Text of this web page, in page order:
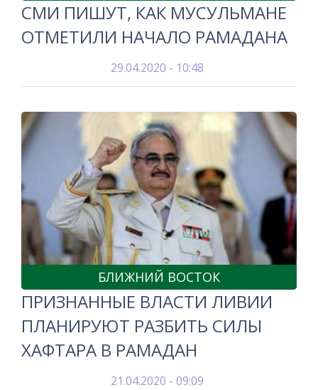
СМИ ПИШУТ, КАК МУСУЛЬМАНЕ
ОТМЕТИЛИ НАЧАЛО РАМАДАНА
29.04.2020 - 10:48
БЛИЖНИЙ ВОСТОК
ПРИЗНАННЫЕ ВЛАСТИ ЛИВИИ
ПЛАНИРУЮТ РАЗБИТЬ СИЛЫ
ХАФТАРА В РАМАДАН
21.04.2020 - 09:09